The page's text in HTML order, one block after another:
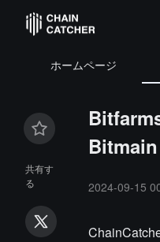
ホームページ
共有す
る
Bitmain
2024-09-15